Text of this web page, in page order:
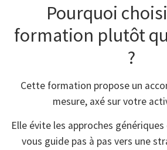
Pourquoi
formation plutôt
?
Cette formation propose un
mesure, axé sur votre
Elle évite les approches
vous guide pas à pas vers une